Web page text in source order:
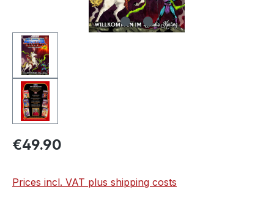
€49.90
Prices incl. VAT plus shipping costs